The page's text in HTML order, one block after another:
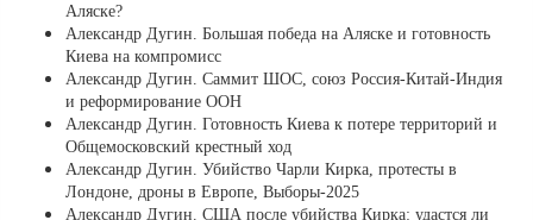
Аляске?
Александр Дугин. Большая победа на Аляске и готовность
Киева на компромисс
Александр Дугин. Саммит ШОС, союз Россия-Китай-Индия
и реформирование ООН
Александр Дугин. Готовность Киева к потере территорий и
Общемосковский крестный ход
Александр Дугин. Убийство Чарли Кирка, протесты в
Лондоне, дроны в Европе, Выборы-2025
Александр Дугин. США после убийства Кирка: удастся ли